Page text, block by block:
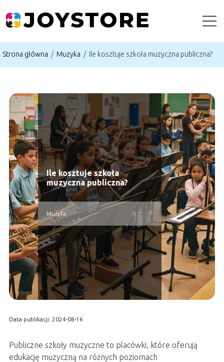
Strona główna / Muzyka / Ile kosztuje szkoła muzyczna publiczna?
Ile kosztuje szkoła
muzyczna publiczna?
Muzyka
Data publikacji: 2024-08-16
Publiczne szkoły muzyczne to placówki, które oferują
edukację muzyczną na różnych poziomach